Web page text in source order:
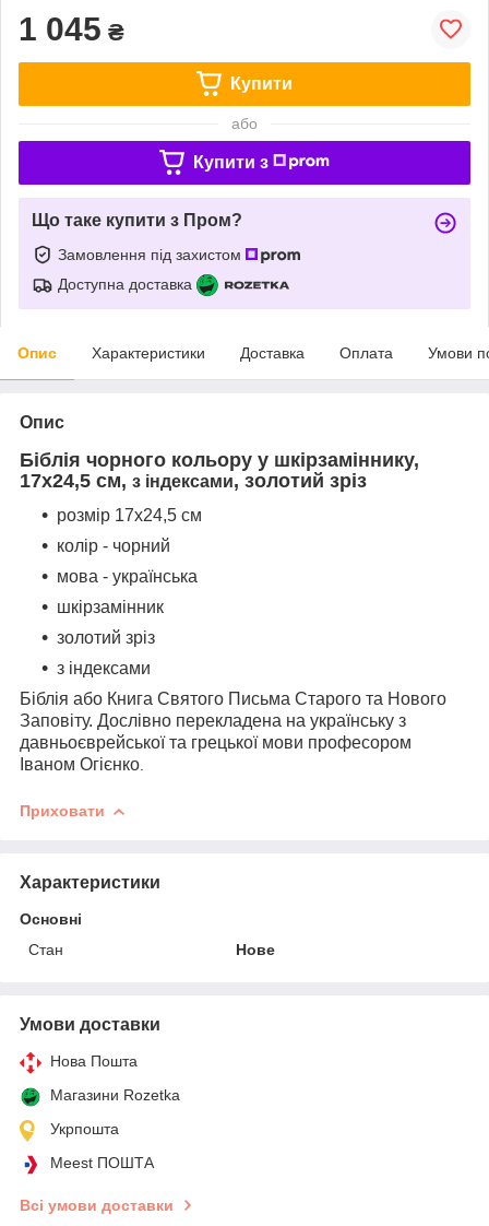
1 045 ₴
Купити
або
Купити з
Що таке купити з Пром?
Замовлення під захистом
Доступна доставка
Опис Характеристики Доставка Оплата Умови
Опис
Біблія чорного кольору у шкірзаміннику,
17х24,5 см, з індексами, золотий зріз
розмір 17х24,5 см
колір - чорний
мова - українська
шкірзамінник
золотий зріз
з індексами
Біблія або Книга Святого Письма Старого та Нового
Заповіту. Дослівно перекладена на українську з
давньоєврейської та грецької мови професором
Іваном Огієнко
Приховати
Характеристики
Основні
Стан
Нове
Умови доставки
Нова Пошта
Магазини Rozetka
Укрпошта
Meest ПОШТА
Всі умови доставки